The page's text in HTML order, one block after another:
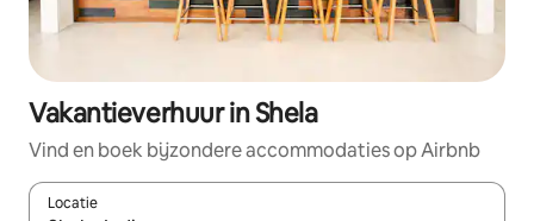
Vakantieverhuur in Shela
Vind en boek bijzondere accommodaties op Airbnb
Locatie